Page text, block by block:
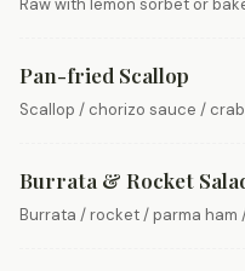
Raw with lemon sorbet or
Pan-fried Scallop
Scallop / chorizo sauce /
Burrata & Rocket
Burrata / rocket / parma ham